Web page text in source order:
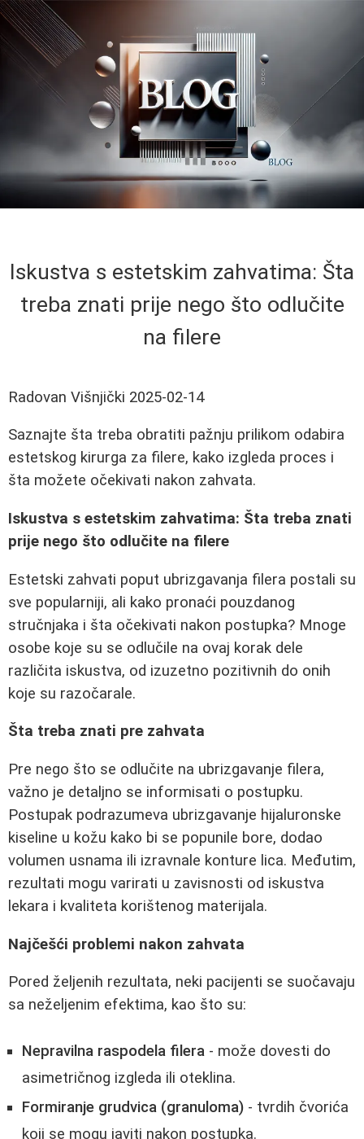
Iskustva s estetskim zahvatima: Šta
treba znati prije nego što odlučite
na filere
Radovan Višnjički 2025-02-14
Saznajte šta treba obratiti pažnju prilikom odabira
estetskog kirurga za filere, kako izgleda proces i
šta možete očekivati nakon zahvata.
Iskustva s estetskim zahvatima: Šta treba znati
prije nego što odlučite na filere
Estetski zahvati poput ubrizgavanja filera postali su
sve popularniji, ali kako pronaći pouzdanog
stručnjaka i šta očekivati nakon postupka? Mnoge
osobe koje su se odlučile na ovaj korak dele
različita iskustva, od izuzetno pozitivnih do onih
koje su razočarale.
Šta treba znati pre zahvata
Pre nego što se odlučite na ubrizgavanje filera,
važno je detaljno se informisati o postupku.
Postupak podrazumeva ubrizgavanje hijaluronske
kiseline u kožu kako bi se popunile bore, dodao
volumen usnama ili izravnale konture lica. Međutim,
rezultati mogu varirati u zavisnosti od iskustva
lekara i kvaliteta korištenog materijala.
Najčešći problemi nakon zahvata
Pored željenih rezultata, neki pacijenti se suočavaju
sa neželjenim efektima, kao što su:
Nepravilna raspodela filera - može dovesti do
asimetričnog izgleda ili oteklina.
Formiranje grudvica (granuloma) - tvrdih čvorića
koji se mogu javiti nakon postupka.